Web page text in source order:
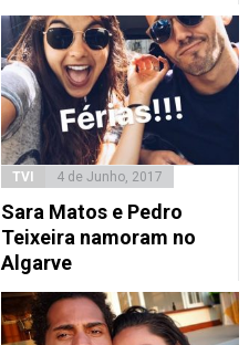
TVI 4 de Junho, 2017
Sara Matos e Pedro
Teixeira namoram no
Algarve